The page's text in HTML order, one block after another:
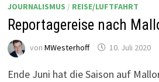
JOURNALISMUS / REISE/LUFTFAHRT
Reportagereise nach
von MWesterhoff 10. Juli 2020
Ende Juni hat die Saison auf